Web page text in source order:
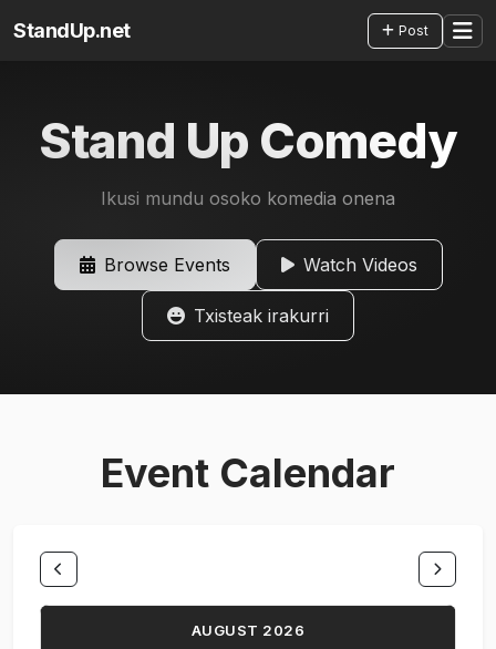
StandUp.net Post
Stand Up Comedy
Ikusi mundu osoko komedia onena
Browse Events Watch Videos
Txisteak irakurri
Event Calendar
AUGUST 2026